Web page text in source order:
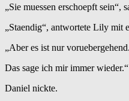
„Sie muessen erschoepft sein“,
„Staendig“, antwortete Lily mit
„Aber es ist nur voruebergehend.
Das sage ich mir immer wieder.“
Daniel nickte.